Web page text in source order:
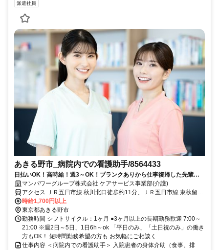
派遣社員
あきる野市_病院内での看護助手/8564433
日払いOK！高時給！週3～OK！ブランクありから仕事復帰した先輩や
ミドル世代も多数活躍中♪
マンパワーグループ株式会社 ケアサービス事業部(介護)
アクセス ＪＲ五日市線 秋川北口徒歩約11分、ＪＲ五日市線 東秋留徒
歩約30分、ＪＲ五日市線 武蔵引田徒歩約31分 車・バイク通勤
OK（派遣先による）
時給1,700円以上
東京都あきる野市
勤務時間 シフトサイクル：1ヶ月 ●3ヶ月以上の長期勤務歓迎 7:00～
21:00 ※週2日～5日、1日6h～ok 「平日のみ」「土日祝のみ」の働き
方もOK！ 短時間勤務希望の方も お気軽にご相談く...
仕事内容 ＜病院内での看護助手＞ 入院患者の身体介助（食事、排